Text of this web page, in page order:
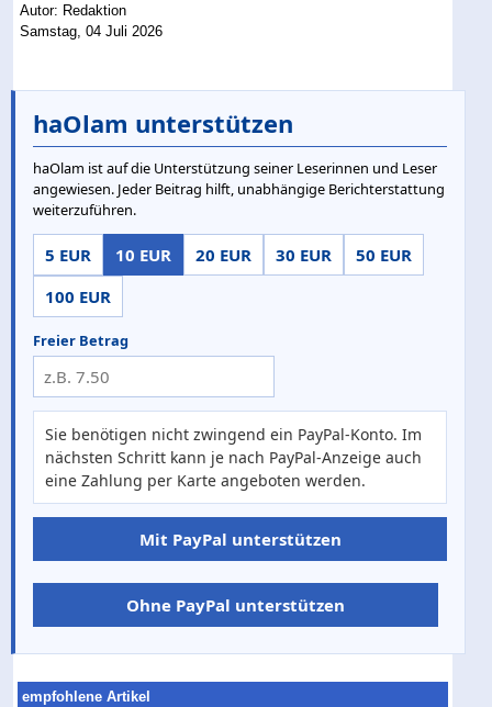
Autor: Redaktion
Samstag, 04 Juli 2026
haOlam unterstützen
haOlam ist auf die Unterstützung seiner Leserinnen und Leser
angewiesen. Jeder Beitrag hilft, unabhängige Berichterstattung
weiterzuführen.
5 EUR 10 EUR 20 EUR 30 EUR
50 EUR
100 EUR
Freier Betrag
Sie benötigen nicht zwingend ein PayPal-Konto. Im
nächsten Schritt kann je nach PayPal-Anzeige auch
eine Zahlung per Karte angeboten werden.
Mit PayPal unterstützen
Ohne PayPal unterstützen
empfohlene Artikel